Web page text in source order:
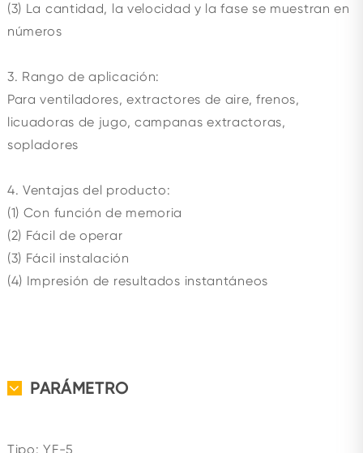
(3) La cantidad, la velocidad y la fase se muestran en
números
3. Rango de aplicación:
Para ventiladores, extractores de aire, frenos,
licuadoras de jugo, campanas extractoras,
sopladores
4. Ventajas del producto:
(1) Con función de memoria
(2) Fácil de operar
(3) Fácil instalación
(4) Impresión de resultados instantáneos
PARÁMETRO
Tipo: YF-5